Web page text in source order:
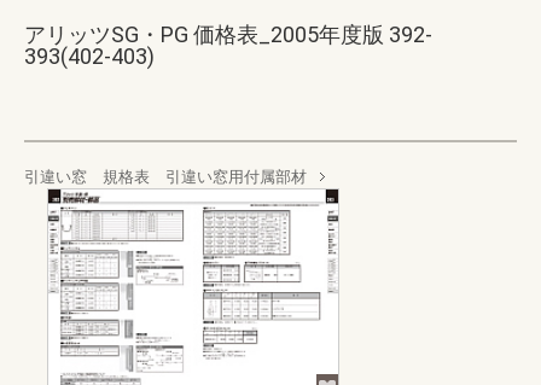
アリッツSG・PG 価格表_2005年度版 392-
393(402-403)
引違い窓 規格表 引違い窓用付属部材